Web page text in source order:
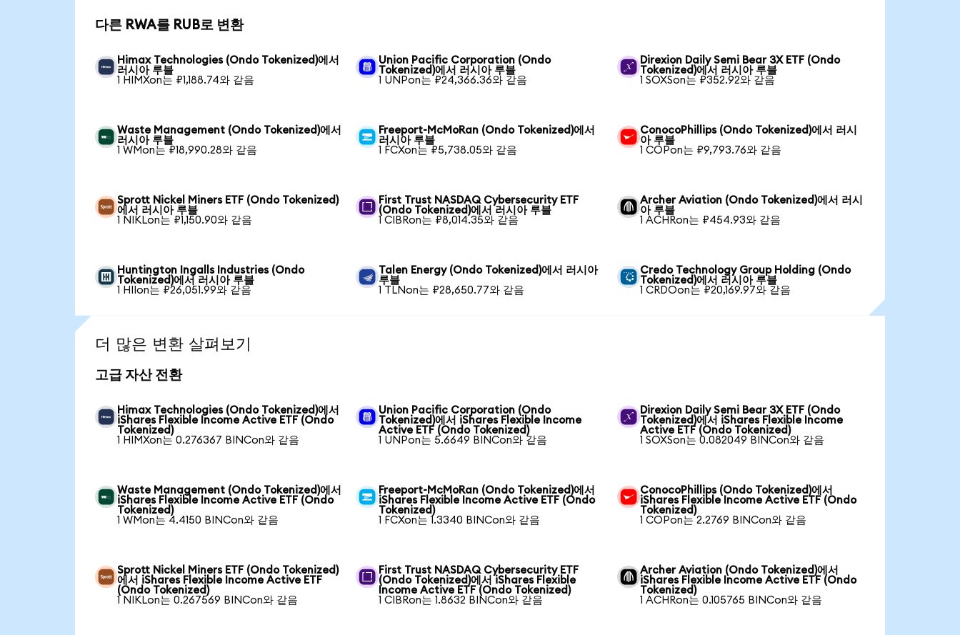
다른 RWA를 RUB로 변환
Himax Technologies (Ondo Tokenized)에서
러시아 루블
1 HIMXon는 ₽1,188.74와 같음
Union Pacific Corporation (Ondo
Tokenized)에서 러시아 루블
1 UNPon는 ₽24,366.36와 같음
Direxion Daily Semi Bear 3X ETF (Ondo
Tokenized)에서 러시아 루블
1 SOXSon는 ₽352.92와 같음
Waste Management (Ondo Tokenized)에서
러시아 루블
1 WMon는 ₽18,990.28와 같음
Freeport-McMoRan (Ondo Tokenized)에서
러시아 루블
1 FCXon는 ₽5,738.05와 같음
ConocoPhillips (Ondo Tokenized)에서 러시
아 루블
1 COPon는 ₽9,793.76와 같음
Sprott Nickel Miners ETF (Ondo Tokenized)
에서 러시아 루블
1 NIKLon는 ₽1,150.90와 같음
First Trust NASDAQ Cybersecurity ETF
(Ondo Tokenized)에서 러시아 루블
1 CIBRon는 ₽8,014.35와 같음
Archer Aviation (Ondo Tokenized)에서 러시
아 루블
1 ACHRon는 ₽454.93와 같음
Huntington Ingalls Industries (Ondo
Tokenized)에서 러시아 루블
1 HIIon는 ₽26,051.99와 같음
Talen Energy (Ondo Tokenized)에서 러시아
루블
1 TLNon는 ₽28,650.77와 같음
Credo Technology Group Holding (Ondo
Tokenized)에서 러시아 루블
1 CRDOon는 ₽20,169.97와 같음
더 많은 변환 살펴보기
고급 자산 전환
Himax Technologies (Ondo Tokenized)에서
iShares Flexible Income Active ETF (Ondo
Tokenized)
1 HIMXon는 0.276367 BINCon와 같음
Union Pacific Corporation (Ondo
Tokenized)에서 iShares Flexible Income
Active ETF (Ondo Tokenized)
1 UNPon는 5.6649 BINCon와 같음
Direxion Daily Semi Bear 3X ETF (Ondo
Tokenized)에서 iShares Flexible Income
Active ETF (Ondo Tokenized)
1 SOXSon는 0.082049 BINCon와 같음
Waste Management (Ondo Tokenized)에서
iShares Flexible Income Active ETF (Ondo
Tokenized)
1 WMon는 4.4150 BINCon와 같음
Freeport-McMoRan (Ondo Tokenized)에서
iShares Flexible Income Active ETF (Ondo
Tokenized)
1 FCXon는 1.3340 BINCon와 같음
ConocoPhillips (Ondo Tokenized)에서
iShares Flexible Income Active ETF (Ondo
Tokenized)
1 COPon는 2.2769 BINCon와 같음
Sprott Nickel Miners ETF (Ondo Tokenized)
에서 iShares Flexible Income Active ETF
(Ondo Tokenized)
1 NIKLon는 0.267569 BINCon와 같음
First Trust NASDAQ Cybersecurity ETF
(Ondo Tokenized)에서 iShares Flexible
Income Active ETF (Ondo Tokenized)
1 CIBRon는 1.8632 BINCon와 같음
Archer Aviation (Ondo Tokenized)에서
iShares Flexible Income Active ETF (Ondo
Tokenized)
1 ACHRon는 0.105765 BINCon와 같음